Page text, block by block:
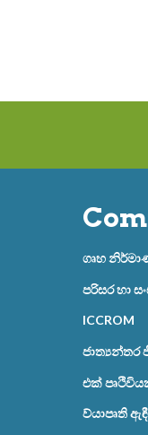
ගෘහ
පරිසර හා
ICCROM
ජාත්‍යන්තර
එක්
ව්යාපෘති